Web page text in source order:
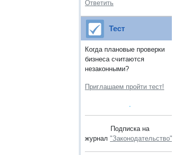
Ответить
Тест
Когда плановые проверки
бизнеса считаются
незаконными?
Приглашаем пройти тест!
Подписка на
журнал "Законодательство"